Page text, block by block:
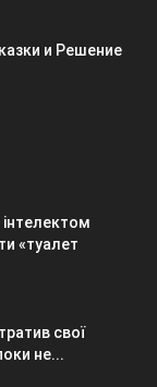
и Решение
«туалет
свої
не...